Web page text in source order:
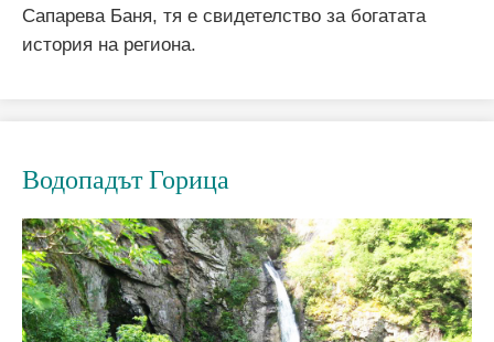
Сапарева Баня, тя е свидетелство за богатата
история на региона.
Водопадът Горица